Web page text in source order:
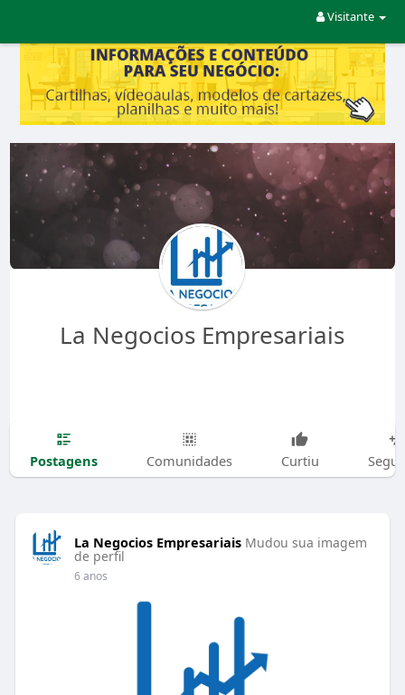
Visitante
La Negocios Empresariais
Postagens Comunidades Curtiu
La Negocios Empresariais Mudou sua imagem
de perfil
6 anos